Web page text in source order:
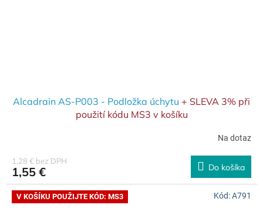
Alcadrain AS-P003 - Podložka úchytu + SLEVA 3% při
použití kódu MS3 v košíku
Na dotaz
1,28 € bez DPH
1,55 € Do košíka
V KOŠÍKU POUŽIJTE KÓD: MS3 Kód:A791